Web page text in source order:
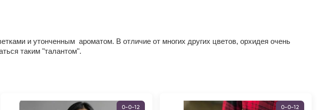
и утонченным ароматом. В отличие от многих других цветов, орхидея очень
таким "талантом".
0-0-12 0-0-12